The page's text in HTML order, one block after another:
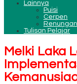
Lainnya
Puisi
Cerpen
Renungan
Tulisan Pelajar
Melki Laka